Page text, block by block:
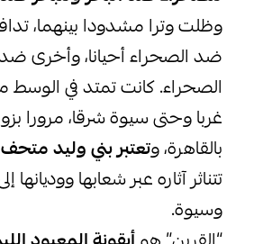
وظلت وترا مشدودا بينهما،
ضد الصحراء أحيانا، وأخرى
الصحراء. كانت تمتد في
غربا وحتى سيوة شرقا، مرورا
بالقاهرة، وتعتبر بني وليد
تتناثر آثاره عبر شعابها
وسيوة.